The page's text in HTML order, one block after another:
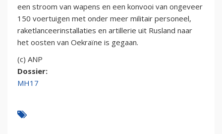
een stroom van wapens en een konvooi van ongeveer
150 voertuigen met onder meer militair personeel,
raketlanceerinstallaties en artillerie uit Rusland naar
het oosten van Oekraïne is gegaan.
(c) ANP
Dossier:
MH17